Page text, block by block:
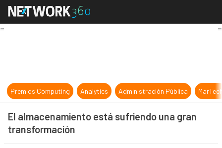
El almacenamiento está
Premios Computing Analytics Administración Pública
El almacenamiento está sufriendo una gran
transformación